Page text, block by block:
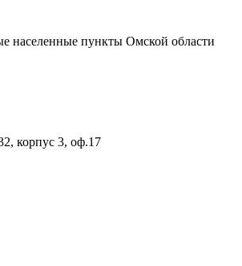
населенные пункты Омской области
корпус 3, оф.17